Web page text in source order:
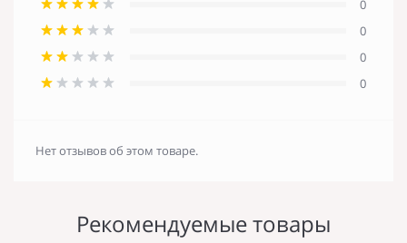
0
0
0
0
Нет отзывов об этом товаре.
Рекомендуемые товары